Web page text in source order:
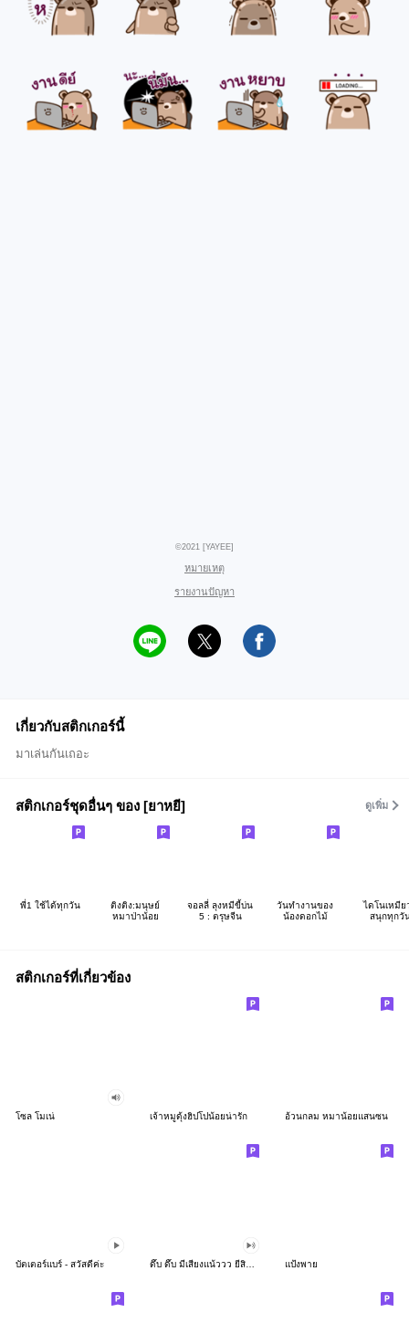
©2021 [YAYEE]
หมายเหตุ
รายงานปัญหา
เกี่ยวกับสติกเกอร์นี้
มาเล่นกันเถอะ
สติกเกอร์ชุดอื่นๆ ของ [ยาหยี] ดูเพิ่ม
พี่1 ใช้ได้ทุกวัน
ติงติง:มนุษย์
หมาป่าน้อย
จอลลี่ ลุงหมีขี้บ่น
5 : ตรุษจีน
วันทำงานของ
น้องดอกไม้
ไดโนเหมีย
สนุกทุกวั
สติกเกอร์ที่เกี่ยวข้อง
โซล โมเน่ เจ้าหมูดุ้งฮิปโปน้อยน่ารัก อ้วนกลม หมาน้อยแสนซน
บัตเตอร์แบร์ - สวัสดีค่ะ แป้งพาย